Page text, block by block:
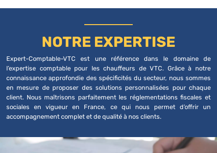
NOTRE EXPERTISE
Expert-Comptable-VTC est une référence dans le domaine de
l’expertise comptable pour les chauffeurs de VTC. Grâce à notre
connaissance approfondie des spécificités du secteur, nous sommes
en mesure de proposer des solutions personnalisées pour chaque
client. Nous maîtrisons parfaitement les réglementations fiscales et
sociales en vigueur en France, ce qui nous permet d’offrir un
accompagnement complet et de qualité à nos clients.